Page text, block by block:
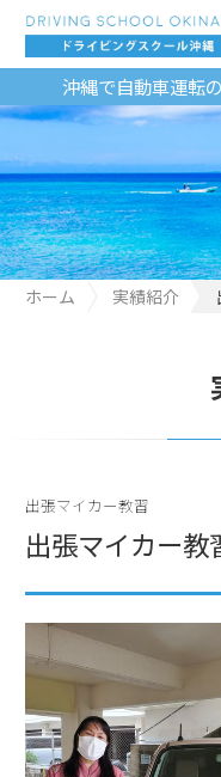
沖縄で自動車運転
ホーム 実績紹介
出張マイカー教習
出張マイカー教